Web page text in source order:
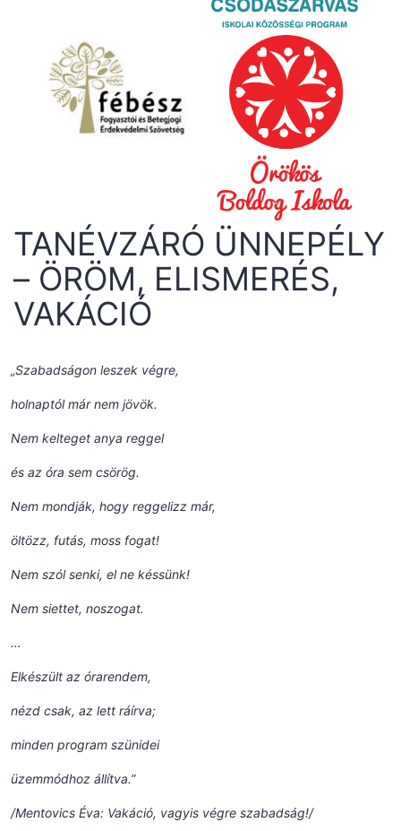
TANÉVZÁRÓ ÜNNEPÉLY
– ÖRÖM, ELISMERÉS,
VAKÁCIÓ
„Szabadságon leszek végre,
holnaptól már nem jövök.
Nem kelteget anya reggel
és az óra sem csörög.
Nem mondják, hogy reggelizz már,
öltözz, futás, moss fogat!
Nem szól senki, el ne késsünk!
Nem siettet, noszogat.
…
Elkészült az órarendem,
nézd csak, az lett ráírva;
minden program szünidei
üzemmódhoz állítva.”
/Mentovics Éva: Vakáció, vagyis végre szabadság!/